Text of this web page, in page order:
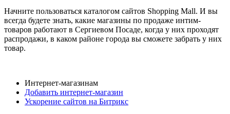
Начните пользоваться каталогом сайтов Shopping Mall. И вы
всегда будете знать, какие магазины по продаже интим-
товаров работают в Сергиевом Посаде, когда у них проходят
распродажи, в каком районе города вы сможете забрать у них
товар.
Интернет-магазинам
Добавить интернет-магазин
Ускорение сайтов на Битрикс